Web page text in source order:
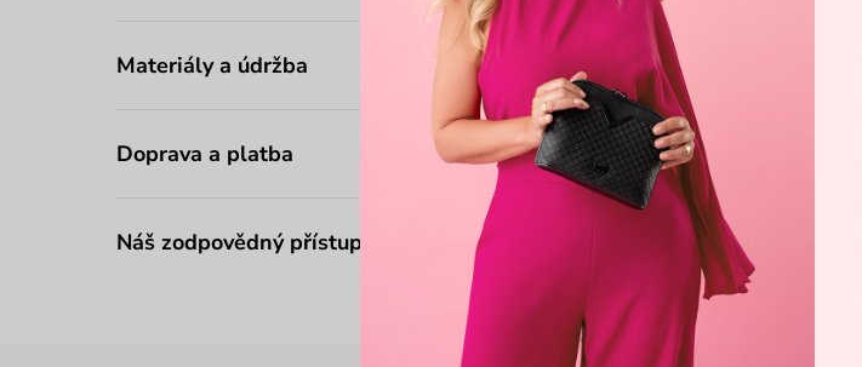
Materiály a údržba
Doprava a platba
Náš zodpovědný přístup